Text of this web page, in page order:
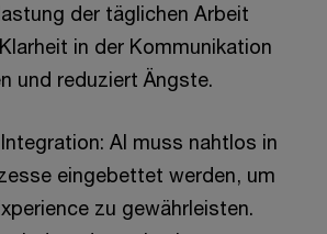
der täglichen Arbeit
in der Kommunikation
und reduziert Ängste.
AI muss nahtlos in
eingebettet werden, um
zu gewährleisten.